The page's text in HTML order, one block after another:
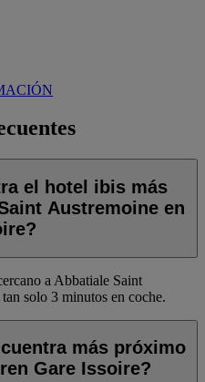
el hotel ibis más
Austremoine en
a Abbatiale Saint
solo 3 minutos en coche.
más próximo
Gare Issoire?